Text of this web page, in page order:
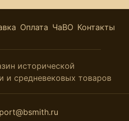
Оплата ЧаВО Контакты
исторической
и средневековых товаров